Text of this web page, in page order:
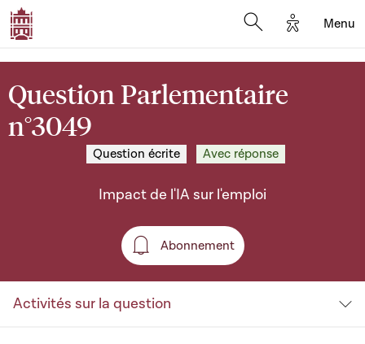
Options
Menu
Question Parlementaire
n°3049
Question écrite Avec réponse
Impact de l'IA sur l'emploi
Abonnement
Abonnement
Activités sur la question